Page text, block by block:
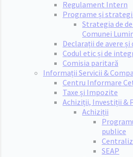
Regulament Intern
Programe și
Strategia de
Comunei
Declarații de avere și
Codul etic și de
Comisia paritară
Informații Servicii &
Centru Informare
Taxe și Impozite
Achiziții, Investiții &
Achiziții
publice
SEAP